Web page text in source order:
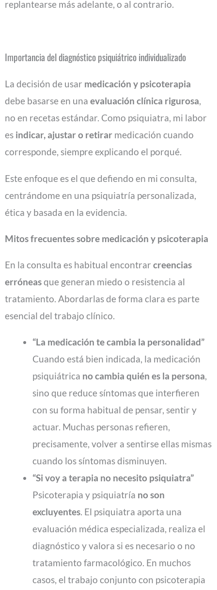
replantearse más adelante, o al contrario.
Importancia del diagnóstico psiquiátrico individualizado
La decisión de usar medicación y psicoterapia
debe basarse en una evaluación clínica rigurosa,
no en recetas estándar. Como psiquiatra, mi labor
es indicar, ajustar o retirar medicación cuando
corresponde, siempre explicando el porqué.
Este enfoque es el que defiendo en mi consulta,
centrándome en una psiquiatría personalizada,
ética y basada en la evidencia.
Mitos frecuentes sobre medicación y psicoterapia
En la consulta es habitual encontrar creencias
erróneasque generan miedo o resistencia al
tratamiento. Abordarlas de forma clara es parte
esencial del trabajo clínico.
“La medicación te cambia la personalidad”
Cuando está bien indicada, la medicación
psiquiátrica no cambia quién es la persona,
sino que reduce síntomas que interfieren
con su forma habitual de pensar, sentir y
actuar. Muchas personas refieren,
precisamente, volver a sentirse ellas mismas
cuando los síntomas disminuyen.
“Si voy a terapia no necesito psiquiatra”
Psicoterapia y psiquiatría no son
excluyentes. El psiquiatra aporta una
evaluación médica especializada, realiza el
diagnóstico y valora si es necesario o no
tratamiento farmacológico. En muchos
casos, el trabajo conjunto con psicoterapia